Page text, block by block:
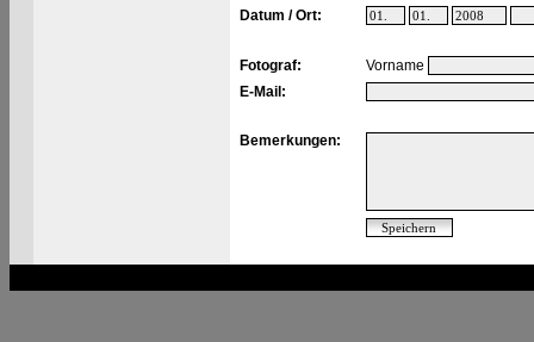
Datum / Ort:
Fotograf:
Vorname
E-Mail:
Bemerkungen: